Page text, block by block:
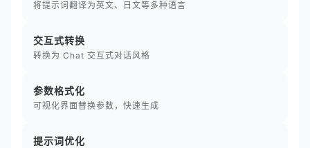
将提示词翻译为英文、日文等多种语言
交互式转换
转换为 Chat 交互式对话风格
参数格式化
可视化界面替换参数，快速生成
提示词优化